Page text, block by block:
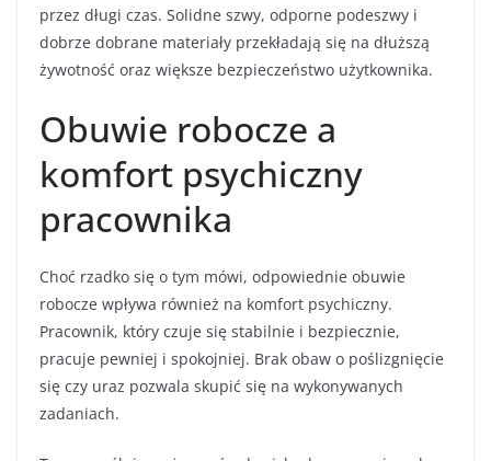
przez długi czas. Solidne szwy, odporne podeszwy i
dobrze dobrane materiały przekładają się na dłuższą
żywotność oraz większe bezpieczeństwo użytkownika.
Obuwie robocze a
komfort psychiczny
pracownika
Choć rzadko się o tym mówi, odpowiednie obuwie
robocze wpływa również na komfort psychiczny.
Pracownik, który czuje się stabilnie i bezpiecznie,
pracuje pewniej i spokojniej. Brak obaw o poślizgnięcie
się czy uraz pozwala skupić się na wykonywanych
zadaniach.